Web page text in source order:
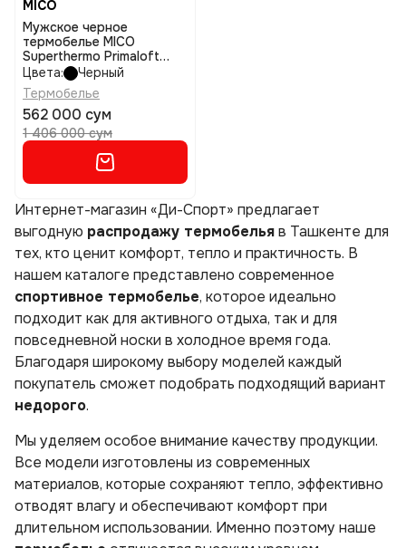
MICO
Мужское черное
термобелье MICO
Superthermo Primaloft
Skintech размер i
Цвета:
Черный
Термобелье
562 000 сум
1 406 000 сум
Интернет-магазин «Ди-Спорт» предлагает
выгодную распродажу термобельяв Ташкенте для
тех, кто ценит комфорт, тепло и практичность. В
нашем каталоге представлено современное
спортивное термобелье, которое идеально
подходит как для активного отдыха, так и для
повседневной носки в холодное время года.
Благодаря широкому выбору моделей каждый
покупатель сможет подобрать подходящий вариант
недорого.
Мы уделяем особое внимание качеству продукции.
Все модели изготовлены из современных
материалов, которые сохраняют тепло, эффективно
отводят влагу и обеспечивают комфорт при
длительном использовании. Именно поэтому наше